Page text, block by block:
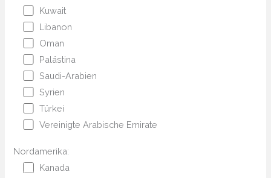
Kuwait
Libanon
Oman
Palästina
Saudi-Arabien
Syrien
Türkei
Vereinigte Arabische Emirate
Nordamerika:
Kanada